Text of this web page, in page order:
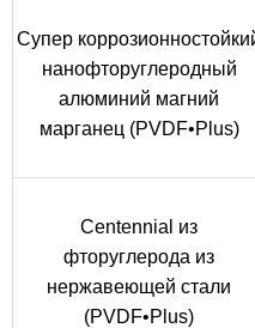
Супер
нанофторуглеродный
алюминий магний
марганец (PVDF•Plus)
Centennial из
фторуглерода из
нержавеющей стали
(PVDF•Plus)